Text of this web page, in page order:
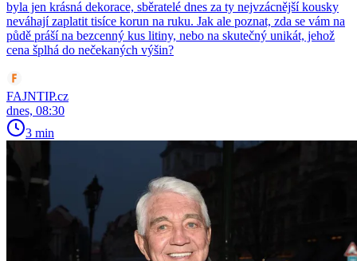
byla jen krásná dekorace, sběratelé dnes za ty nejvzácnější kousky
neváhají zaplatit tisíce korun na ruku. Jak ale poznat, zda se vám na
půdě práší na bezcenný kus litiny, nebo na skutečný unikát, jehož
cena šplhá do nečekaných výšin?
FAJNTIP.cz
dnes, 08:30
3 min